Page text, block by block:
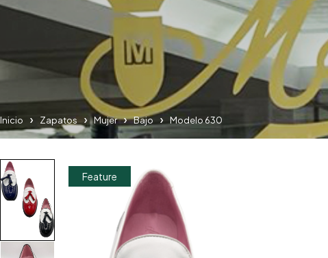
Inicio Zapatos Mujer Bajo Modelo 630
Feature